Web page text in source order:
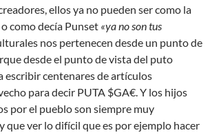
ellos ya no pueden ser como la
o como decía Punset «ya no son tus
nos pertenecen desde un punto de
desde el punto de vista del puto
escribir centenares de artículos
para decir PUTA $GA€. Y los hijos
por el pueblo son siempre muy
que ver lo difícil que es por ejemplo hacer